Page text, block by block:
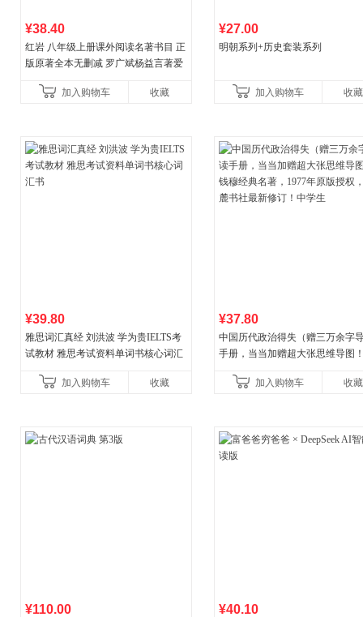
¥38.40
红岩 八年级上册课外阅读名著书目 正
版原著全本无删减 罗广斌杨益言著爱
国青年出版社加入购物车 收藏
¥27.00
明朝系列+历史套装系列
加入购物车 收藏
¥39.80
雅思词汇真经 刘洪波 学为贵IELTS考
试教材 雅思考试资料单词书核心词汇
加入购物车
收藏
¥37.80
中国历代政治得失（赠三万余字
手册，当当加赠超大张思维导图
书社最新修订！中学生
加入购物车 收藏
¥110.00 ¥40.10